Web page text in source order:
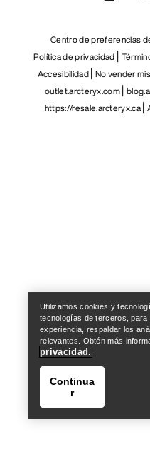
Centro de preferencias
Política de privacidad
Accesibilidad No vender
outlet.arcteryx.com
https://resale.arcteryx.ca
Utilizamos cookies y
tecnologías de terceros,
experiencia, respaldar los
relevantes. Obtén más
privacidad.
Continua
r